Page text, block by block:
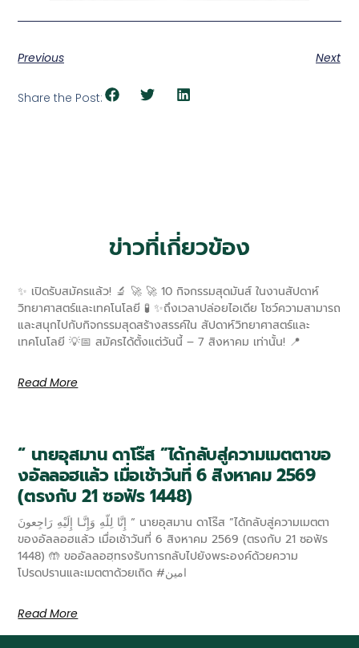
Previous Next
Share the Post:
ข่าวที่เกี่ยวข้อง
✨ เปิดรับสมัครแล้ว! 🔬 🚀 🚀 10 กิจกรรมสุดมันส์ ในงานสัปดาห์
วิทยาศาสตร์และเทคโนโลยี 🧪 ✨ถึงเวลาปล่อยไอเดีย โชว์ความสามารถ
และสนุกไปกับกิจกรรมสุดสร้างสรรค์ใน สัปดาห์วิทยาศาสตร์และ
เทคโนโลยี 💡📅 สมัครได้ตั้งแต่วันนี้ – 7 สิงหาคม เท่านั้น! 📍
Read More
“ นายอุสมาน ดาโร๊ส ”ได้กลับสู่ความเมตตาขอ
งอัลลอฮแล้ว เมื่อเช้าวันที่ 6 สิงหาคม 2569
(ตรงกับ 21 ซอฟัร 1448)
إِنَّا لِلّهِ وَإِنَّـا إِلَيْهِ رَاجِعونَ “ นายอุสมาน ดาโร๊ส ”ได้กลับสู่ความเมตตา
ของอัลลอฮแล้ว เมื่อเช้าวันที่ 6 สิงหาคม 2569 (ตรงกับ 21 ซอฟัร
1448) 🤲 ขออัลลอฮฺทรงรับการกลับไปยังพระองค์ด้วยความ
โปรดปรานและเมตตาด้วยเถิด #امين
Read More